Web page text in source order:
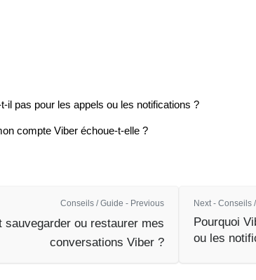
il pas pour les appels ou les notifications ?
compte Viber échoue-t-elle ?
Conseils / Guide - Previous
sauvegarder ou restaurer mes
conversations Viber ?
Next - Conseils
Pourquoi
ou les